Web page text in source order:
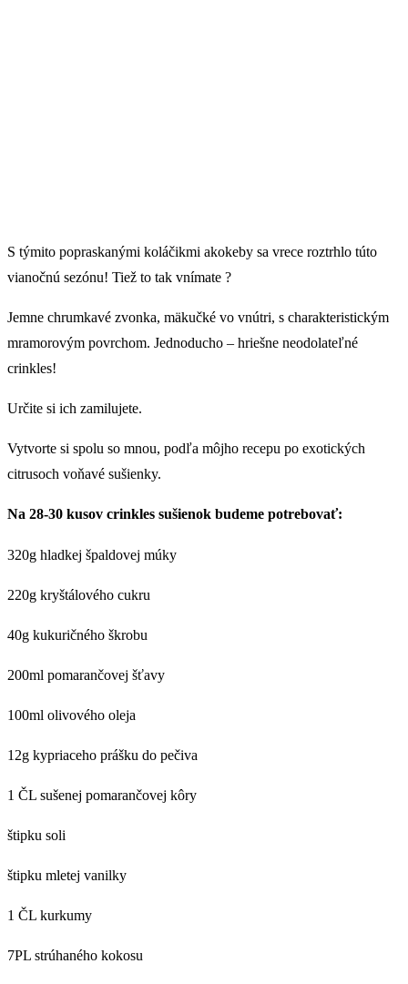
S týmito popraskanými koláčikmi akokeby sa vrece roztrhlo túto
vianočnú sezónu! Tiež to tak vnímate ?
Jemne chrumkavé zvonka, mäkučké vo vnútri, s charakteristickým
mramorovým povrchom. Jednoducho – hriešne neodolateľné
crinkles!
Určite si ich zamilujete.
Vytvorte si spolu so mnou, podľa môjho recepu po exotických
citrusoch voňavé sušienky.
Na 28-30 kusov crinkles sušienok budeme potrebovať:
320g hladkej špaldovej múky
220g kryštálového cukru
40g kukuričného škrobu
200ml pomarančovej šťavy
100ml olivového oleja
12g kypriaceho prášku do pečiva
1 ČL sušenej pomarančovej kôry
štipku soli
štipku mletej vanilky
1 ČL kurkumy
7PL strúhaného kokosu